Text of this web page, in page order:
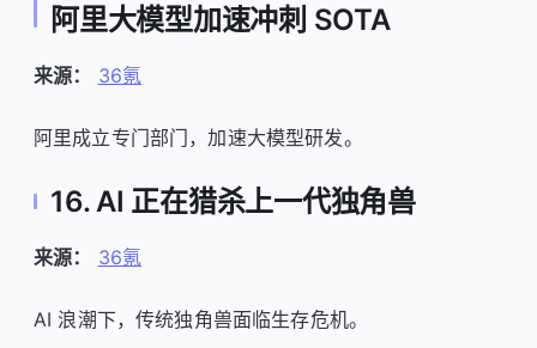
阿里大模型加速冲刺 SOTA
来源： 36氪
阿里成立专门部门，加速大模型研发。
16. AI 正在猎杀上一代独角兽
来源： 36氪
AI 浪潮下，传统独角兽面临生存危机。